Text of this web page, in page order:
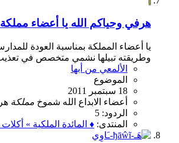
هرفي وحياكم الله يا أعضاء
يا أعضاء المملكة بمناسبة العودة
وطريقته تبيلها نشمي متخصص في
الألمعي من أبها
الموضوع
18 سبتمبر 2011
أعضاء الابداع الله شموخ مملكة
الردود: 5
المنتدى: ♦ المائدة الملكية »